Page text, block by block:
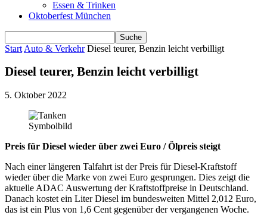
Essen & Trinken
Oktoberfest München
Start Auto & Verkehr Diesel teurer, Benzin leicht verbilligt
Diesel teurer, Benzin leicht verbilligt
5. Oktober 2022
Symbolbild
Preis für Diesel wieder über zwei Euro / Ölpreis steigt
Nach einer längeren Talfahrt ist der Preis für Diesel-Kraftstoff
wieder über die Marke von zwei Euro gesprungen. Dies zeigt die
aktuelle ADAC Auswertung der Kraftstoffpreise in Deutschland.
Danach kostet ein Liter Diesel im bundesweiten Mittel 2,012 Euro,
das ist ein Plus von 1,6 Cent gegenüber der vergangenen Woche.